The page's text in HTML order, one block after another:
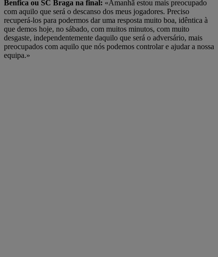
Benfica ou SC Braga na final: «Amanhã estou mais preocupado
com aquilo que será o descanso dos meus jogadores. Preciso
recuperá-los para podermos dar uma resposta muito boa, idêntica à
que demos hoje, no sábado, com muitos minutos, com muito
desgaste, independentemente daquilo que será o adversário, mais
preocupados com aquilo que nós podemos controlar e ajudar a nossa
equipa.»